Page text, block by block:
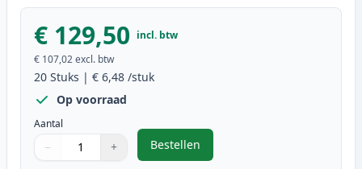
€ 129,50 incl. btw
€ 107,02excl. btw
20 Stuks | € 6,48 /stuk
Op voorraad
Aantal
Gebruik de knoppen om aan te passen
− +
1
Bestellen
,20 stuks Canon PGI-550XL &